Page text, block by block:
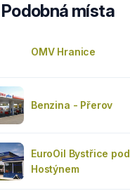
Podobná místa
OMV Hranice
Benzina - Přerov
EuroOil Bystřice pod
Hostýnem